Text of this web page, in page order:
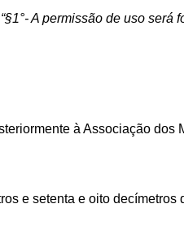
“§1°- A permissão de uso será
à Associação
e setenta e oito decímetros